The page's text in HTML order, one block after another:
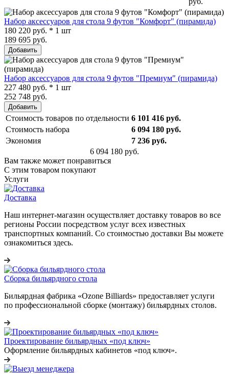
Набор аксессуаров для стола 9 футов "Комфорт" (пирамида)
180 220 руб. * 1 шт
189 695 руб.
Добавить
Набор аксессуаров для стола 9 футов "Премиум" (пирамида)
227 480 руб. * 1 шт
252 748 руб.
Добавить
Стоимость товаров по отдельности 6 101 416 руб.
Стоимость набора
6 094 180 руб.
Экономия
7 236 руб.
6 094 180 руб.
Вам также может понравиться
С этим товаром покупают
Услуги
Доставка
Наш интернет-магазин осуществляет доставку товаров во все
регионы России посредством услуг всех известных
транспортных компаний. Со стоимостью доставки Вы можете
ознакомиться здесь.
Сборка бильярдного стола
Бильярдная фабрика «Ozone Billiards» предоставляет услуги
по профессиональной сборке (монтажу) бильярдных столов.
Проектирование бильярдных «под ключ»
Оформление бильярдных кабинетов «под ключ».